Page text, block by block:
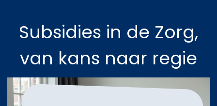
Subsidies in de Zorg,
van kans naar regie